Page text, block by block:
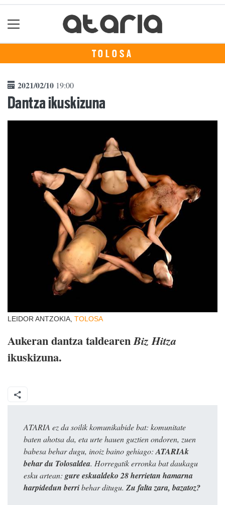
TOLOSA
2021/02/10 19:00
Dantza ikuskizuna
LEIDOR ANTZOKIA, TOLOSA
Aukeran dantza taldearenBiz Hitza
ikuskizuna.
ATARIA ez da soilik komunikabide bat: komunitate
baten ahotsa da, eta urte hauen guztien ondoren, zuen
babesa behar dugu, inoiz baino gehiago: ATARIAk
behar du Tolosaldea. Horregatik erronka bat daukagu
esku artean: gure eskualdeko 28 herrietan hamarna
harpidedun berribehar ditugu. Zu falta zara, bazatoz?